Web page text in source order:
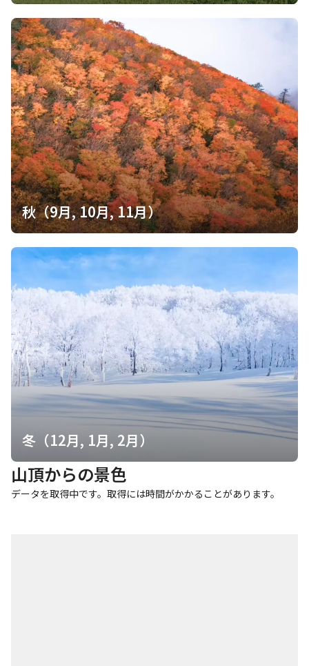
秋（9月, 10月, 11月）
冬（12月, 1月, 2月）
山頂からの景色
データを取得中です。取得には時間がかかることがあります。